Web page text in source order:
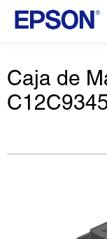
Caja de